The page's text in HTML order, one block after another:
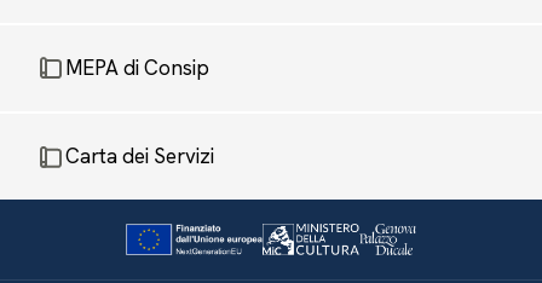
MEPA di Consip
Carta dei Servizi